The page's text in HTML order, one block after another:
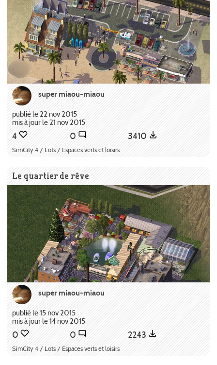
super miaou-miaou
publié le 22 nov 2015
mis à jour le 21 nov 2015
4 0 3410
SimCity 4 / Lots / Espaces verts et loisirs
Le quartier de rêve
super miaou-miaou
publié le 15 nov 2015
mis à jour le 14 nov 2015
0 0 2243
SimCity 4 / Lots / Espaces verts et loisirs